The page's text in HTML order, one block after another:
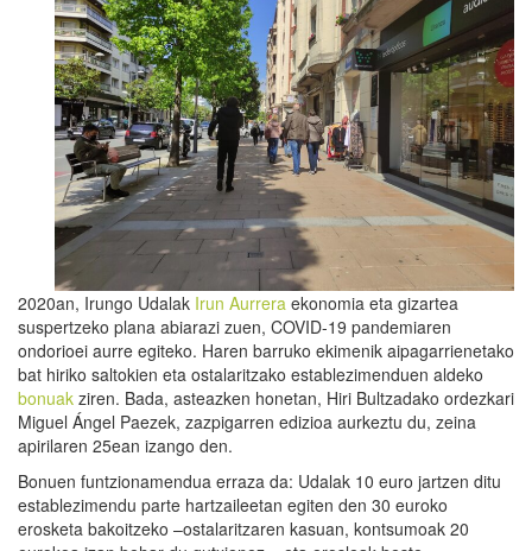
2020an, Irungo Udalak Irun Aurrera ekonomia eta gizartea
suspertzeko plana abiarazi zuen, COVID-19 pandemiaren
ondorioei aurre egiteko. Haren barruko ekimenik aipagarrienetako
bat hiriko saltokien eta ostalaritzako establezimenduen aldeko
bonuak ziren. Bada, asteazken honetan, Hiri Bultzadako ordezkari
Miguel Ángel Paezek, zazpigarren edizioa aurkeztu du, zeina
apirilaren 25ean izango den.
Bonuen funtzionamendua erraza da: Udalak 10 euro jartzen ditu
establezimendu parte hartzaileetan egiten den 30 euroko
erosketa bakoitzeko –ostalaritzaren kasuan, kontsumoak 20